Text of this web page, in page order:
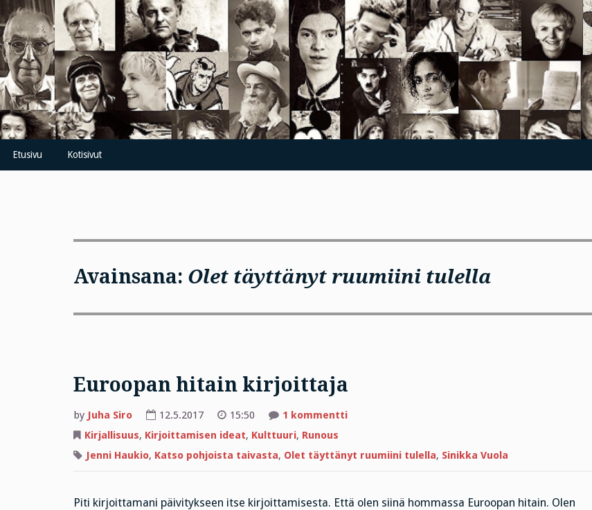
Skip
to
content
Etusivu Kotisivut
Avainsana: Olet täyttänyt ruumiini tulella
Euroopan hitain kirjoittaja
by Juha Siro 12.5.2017 15:50 1 kommenttiartikkeliin
Kirjallisuus, Kirjoittamisen ideat, Kulttuuri, Runous
Jenni Haukio, Katso pohjoista taivasta, Olet täyttänyt ruumiini tulella, Sinikka Vuola
Piti kirjoittamani päivitykseen itse kirjoittamisesta. Että olen siinä hommassa Euroopan hitain. Olen